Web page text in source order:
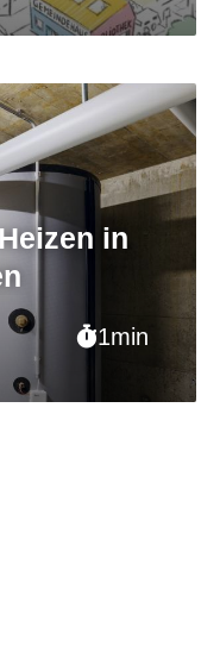
1min
in